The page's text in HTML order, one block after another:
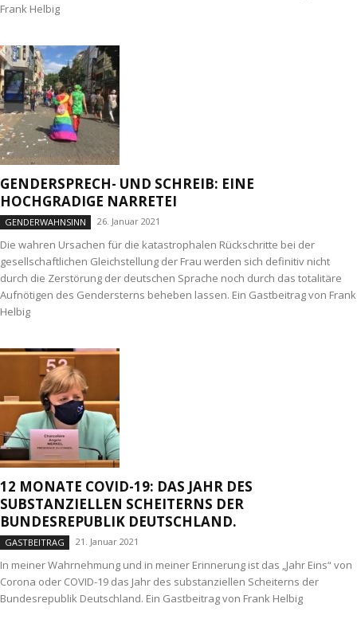
Frank Helbig
GENDERSPRECH- UND SCHREIB: EINE
HOCHGRADIGE NARRETEI
GENDERWAHNSINN 26. Januar 2021
Die wahren Ursachen für die katastrophalen Rückschritte bei der
gesellschaftlichen Gleichstellung der Frau werden sich definitiv nicht
durch die Zerstörung der deutschen Sprache noch durch das totalitäre
Aufnötigen des Gendersterns beheben lassen. Ein Gastbeitrag von Frank
Helbig
12 MONATE COVID-19: DAS JAHR DES
SUBSTANZIELLEN SCHEITERNS DER
BUNDESREPUBLIK DEUTSCHLAND.
GASTBEITRAG 21. Januar 2021
In meiner Wahrnehmung und in meiner Erinnerung ist das „Jahr Eins“ von
Corona oder COVID-19 das Jahr des substanziellen Scheiterns der
Bundesrepublik Deutschland. Ein Gastbeitrag von Frank Helbig